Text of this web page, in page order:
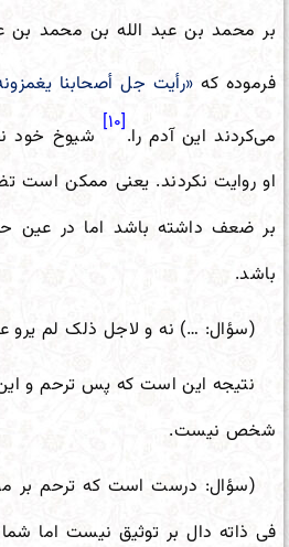
بر محمد بن عبد الله بن محمد بن
فرموده که «رأیت جل أصحابنا
می‌کردند این آدم را.
[۱۰]
شیوخ خود
او روایت نکردند. یعنی ممکن
بر ضعف داشته باشد اما در عین
باشد.
(سؤال: …) نه و لاجل ذلک لم یرو
نتیجه این است که پس ترحم و
شخص نیست.
(سؤال: درست است که ترحم
فی ذاته دال بر توثیق نیست اما